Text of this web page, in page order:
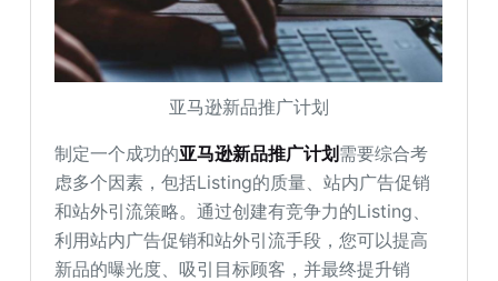
亚马逊新品推广计划
制定一个成功的亚马逊新品推广计划需要综合考
虑多个因素，包括Listing的质量、站内广告促销
和站外引流策略。通过创建有竞争力的Listing、
利用站内广告促销和站外引流手段，您可以提高
新品的曝光度、吸引目标顾客，并最终提升销